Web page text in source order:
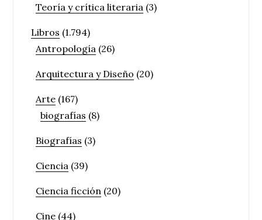
Teoría y crítica literaria (3)
Libros (1.794)
Antropología (26)
Arquitectura y Diseño (20)
Arte (167)
biografías (8)
Biografías (3)
Ciencia (39)
Ciencia ficción (20)
Cine (44)